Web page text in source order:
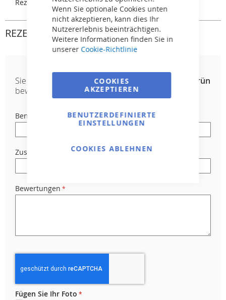
Wenn Sie optionale Cookies unten
nicht akzeptieren, kann dies Ihr
Nutzererlebnis beeinträchtigen.
Weitere Informationen finden Sie in
unserer Cookie-Richtlinie
COOKIES
AKZEPTIEREN
BENUTZERDEFINIERTE
EINSTELLUNGEN
COOKIES ABLEHNEN
Rezensionen
REZENSIONEN
Sie
bewerten:
Kontrollleuchte auf DIN-Schiene – grün
Benutzername
Zusammenfassung
Bewertungen
Fügen Sie Ihr Foto